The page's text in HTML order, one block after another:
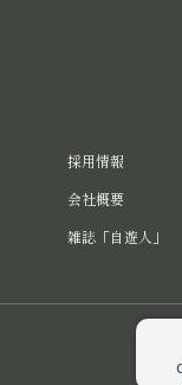
採用情報
会社概要
雑誌「自遊人」